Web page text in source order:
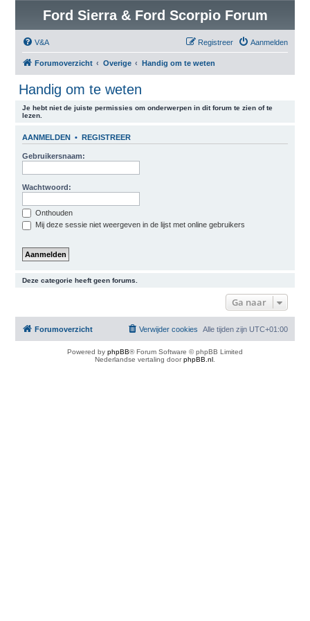
Ford Sierra & Ford Scorpio Forum
V&A Aanmelden
Registreer
Forumoverzicht Overige Handig om te weten
Handig om te weten
Je hebt niet de juiste permissies om onderwerpen in dit forum te zien of te
lezen.
AANMELDEN • REGISTREER
Gebruikersnaam:
Wachtwoord:
Onthouden
Mij deze sessie niet weergeven in de lijst met online gebruikers
Deze categorie heeft geen forums.
Ga naar
Forumoverzicht Alle tijden zijn UTC+01:00
Verwijder cookies
Powered by phpBB® Forum Software © phpBB Limited
Nederlandse vertaling doorphpBB.nl